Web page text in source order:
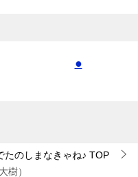
●
たのしまなきゃね♪ TOP
樹）